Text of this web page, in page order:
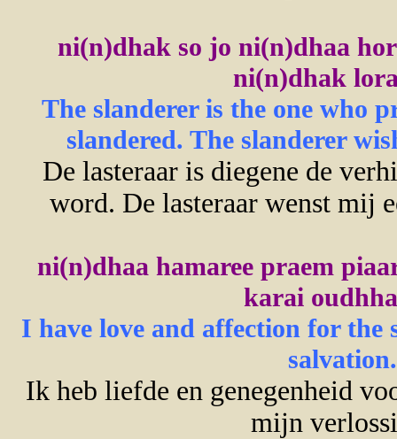
ni(n)dhak so jo ni(n)dhaa
ni(n)dhak
The slanderer is the one who
slandered. The slanderer
De lasteraar is diegene de
word. De lasteraar wenst mij
ni(n)dhaa hamaree praem
karai
I have love and affection for the
salvation.
Ik heb liefde en genegenheid
mijn